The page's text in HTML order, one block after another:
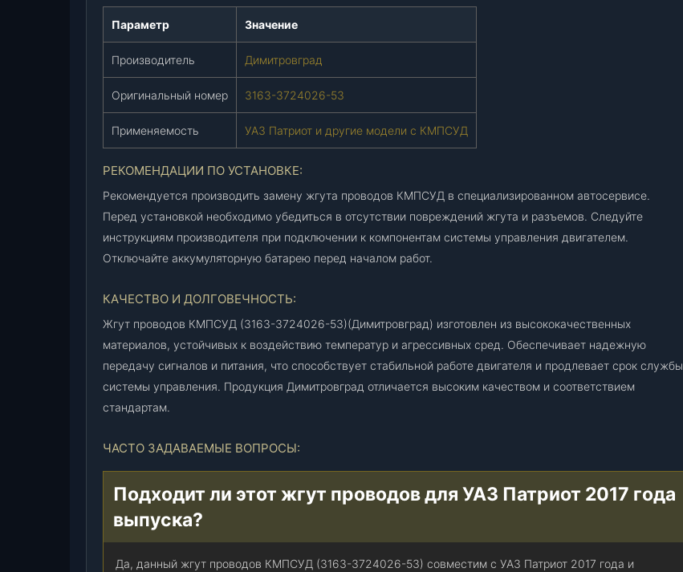
-
3
(
м
р
о
р
)
,
Параметр Значение
Производитель Димитровград
Оригинальный номер 3163-3724026-53
Применяемость УАЗ Патриот и другие модели с КМПСУД
РЕКОМЕНДАЦИИ ПО УСТАНОВКЕ:
Рекомендуется производить замену жгута проводов КМПСУД в специализированном автосервисе.
Перед установкой необходимо убедиться в отсутствии повреждений жгута и разъемов. Следуйте
инструкциям производителя при подключении к компонентам системы управления двигателем.
Отключайте аккумуляторную батарею перед началом работ.
КАЧЕСТВО И ДОЛГОВЕЧНОСТЬ:
Жгут проводов КМПСУД (3163-3724026-53)(Димитровград) изготовлен из высококачественных
материалов, устойчивых к воздействию температур и агрессивных сред. Обеспечивает надежную
передачу сигналов и питания, что способствует стабильной работе двигателя и продлевает срок службы
системы управления. Продукция Димитровград отличается высоким качеством и соответствием
стандартам.
ЧАСТО ЗАДАВАЕМЫЕ ВОПРОСЫ:
Подходит ли этот жгут проводов для УАЗ Патриот 2017 года
выпуска?
Да, данный жгут проводов КМПСУД (3163-3724026-53) совместим с УАЗ Патриот 2017 года и